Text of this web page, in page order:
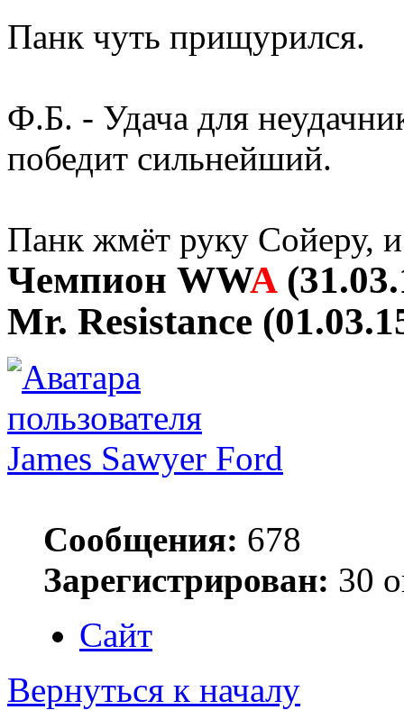
Панк чуть прищурился.
Ф.Б. - Удача для
победит сильнейший.
Панк жмёт руку Сойеру, и
Чемпион WWA
Mr. Resistance
James Sawyer Ford
Сообщения: 678
Зарегистрирован: 30
Сайт
Вернуться к началу